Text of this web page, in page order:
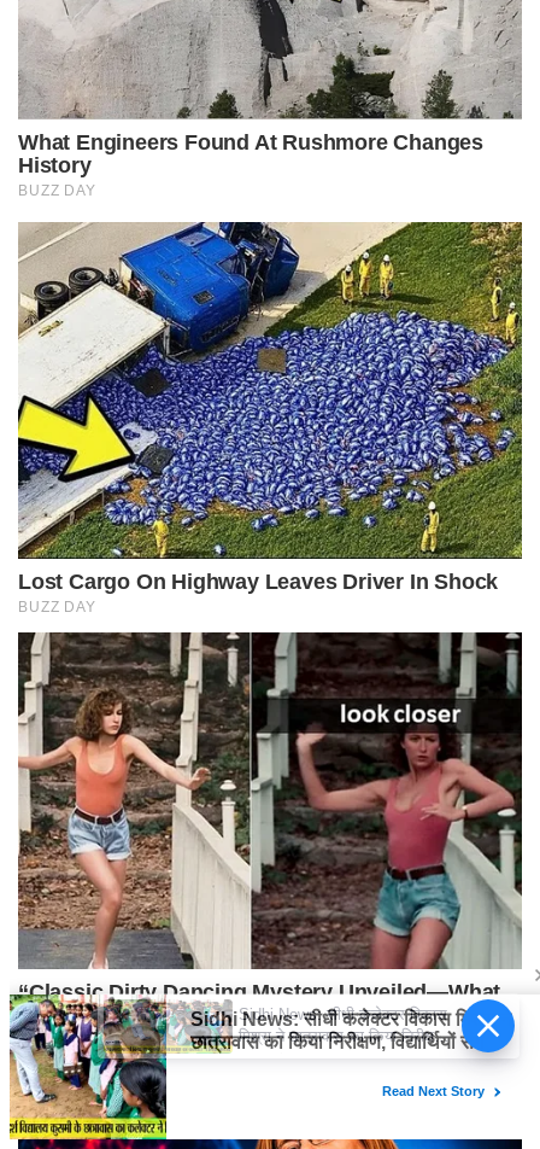
Sidhi News: सीधी कलेक्टर विकास
मिश्रा ने छात्रावास का किया निरीक्षण,
विद्यार्थियों संग किया रात्रि भोजन